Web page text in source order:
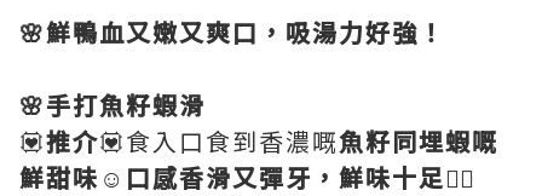
🌸鮮鴨血又嫩又爽口，吸湯力好強！
🌸手打魚籽蝦滑
💟推介💟食入口食到香濃嘅魚籽同埋蝦嘅
鮮甜味☺️口感香滑又彈牙，鮮味十足👍🏻